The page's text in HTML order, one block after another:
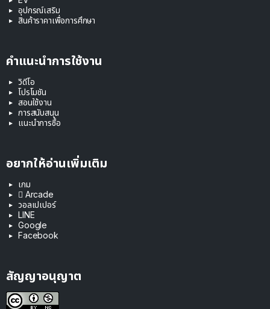
อุปกรณ์เสริม
สินค้าราคาเพื่อการศึกษา
คำแนะนำการใช้งาน
วิดีโอ
โปรโมชัน
สอนใช้งาน
การสนับสนุน
แนะนำการซื้อ
อยากให้อ่านเพิ่มเติม
เกม
 Arcade
วอลเปเปอร์
LINE
Google
Facebook
สัญญาอนุญาต